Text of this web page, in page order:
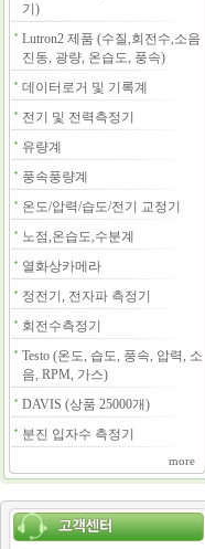
기)
Lutron2 제품 (수질,회전수,소음
진동, 광량, 온습도, 풍속)
데이터로거 및 기록계
전기 및 전력측정기
유량계
풍속풍량계
온도/압력/습도/전기 교정기
노점,온습도,수분계
열화상카메라
정전기, 전자파 측정기
회전수측정기
Testo (온도, 습도, 풍속, 압력, 소
음, RPM, 가스)
DAVIS (상품 25000개)
분진 입자수 측정기
more